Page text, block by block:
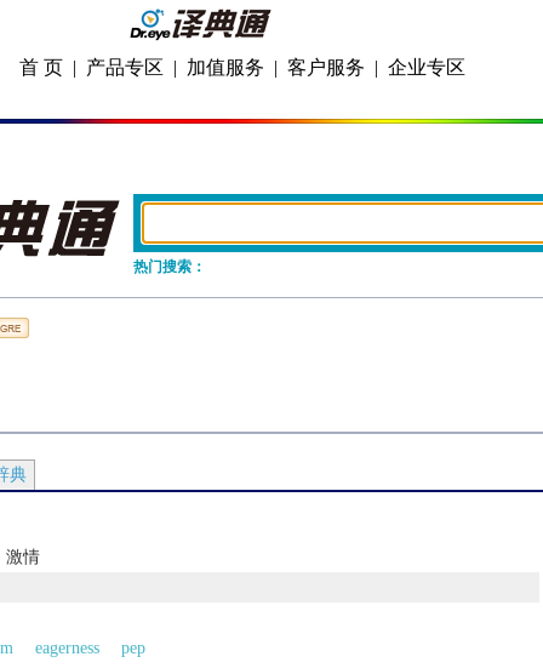
首 页 | 产品专区 | 加值服务 | 客户服务 | 企业专区
热门搜索：
典
激情
eagerness
pep